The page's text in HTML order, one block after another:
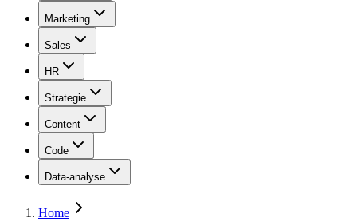
Marketing
Sales
HR
Strategie
Content
Code
Data-analyse
Home